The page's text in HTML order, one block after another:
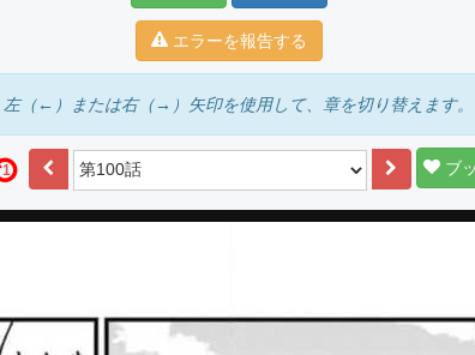
エラーを報告する
左（←）または右（→）矢印を使用して、章を切り替えます。
1 ブ